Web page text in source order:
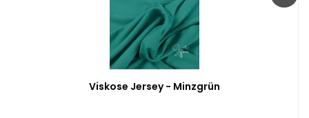
Viskose Jersey - Minzgrün